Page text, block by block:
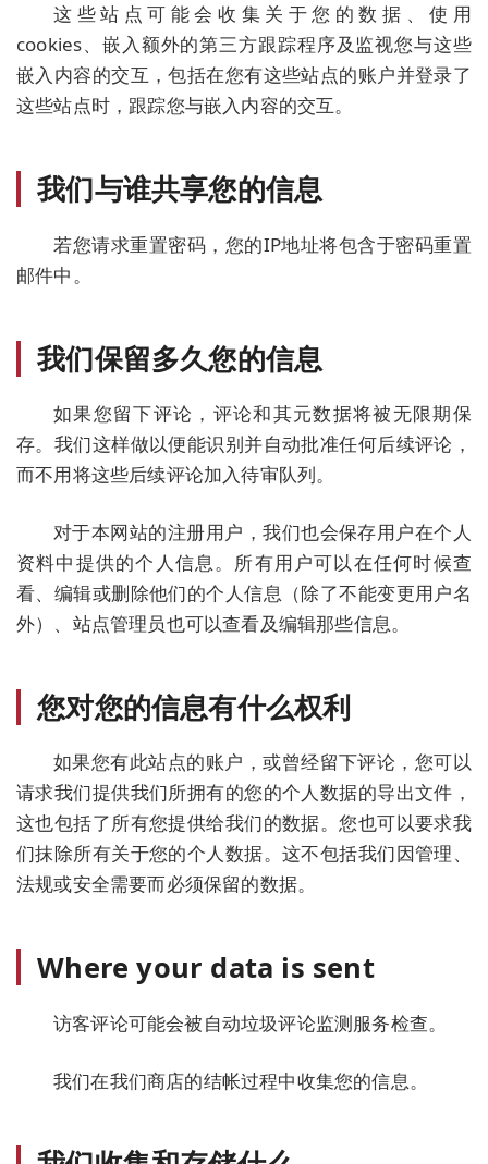
这些站点可能会收集关于您的数据、使用
cookies、嵌入额外的第三方跟踪程序及监视您与这些
嵌入内容的交互，包括在您有这些站点的账户并登录了
这些站点时，跟踪您与嵌入内容的交互。
我们与谁共享您的信息
若您请求重置密码，您的IP地址将包含于密码重置
邮件中。
我们保留多久您的信息
如果您留下评论，评论和其元数据将被无限期保
存。我们这样做以便能识别并自动批准任何后续评论，
而不用将这些后续评论加入待审队列。
对于本网站的注册用户，我们也会保存用户在个人
资料中提供的个人信息。所有用户可以在任何时候查
看、编辑或删除他们的个人信息（除了不能变更用户名
外）、站点管理员也可以查看及编辑那些信息。
您对您的信息有什么权利
如果您有此站点的账户，或曾经留下评论，您可以
请求我们提供我们所拥有的您的个人数据的导出文件，
这也包括了所有您提供给我们的数据。您也可以要求我
们抹除所有关于您的个人数据。这不包括我们因管理、
法规或安全需要而必须保留的数据。
Where your data is sent
访客评论可能会被自动垃圾评论监测服务检查。
我们在我们商店的结帐过程中收集您的信息。